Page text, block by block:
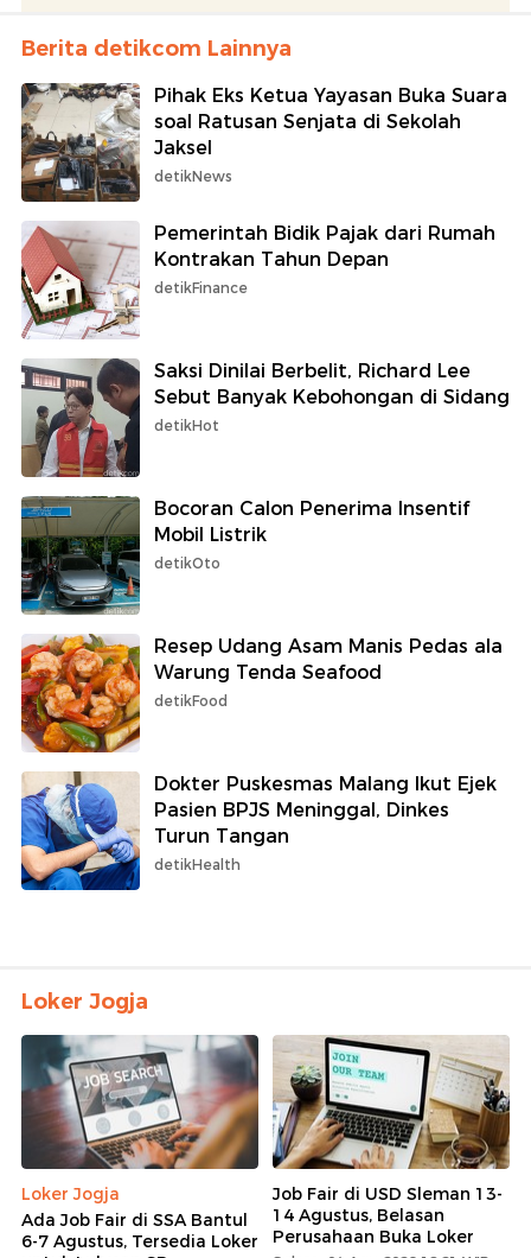
Berita detikcom Lainnya
Pihak Eks Ketua Yayasan Buka Suara
soal Ratusan Senjata di Sekolah
Jaksel
detikNews
Pemerintah Bidik Pajak dari Rumah
Kontrakan Tahun Depan
detikFinance
Saksi Dinilai Berbelit, Richard Lee
Sebut Banyak Kebohongan di Sidang
detikHot
Bocoran Calon Penerima Insentif
Mobil Listrik
detikOto
Resep Udang Asam Manis Pedas ala
Warung Tenda Seafood
detikFood
Dokter Puskesmas Malang Ikut Ejek
Pasien BPJS Meninggal, Dinkes
Turun Tangan
detikHealth
Loker Jogja
Loker Jogja
Ada Job Fair di SSA Bantul
6-7 Agustus, Tersedia Loker
Job Fair di USD Sleman 13-
14 Agustus, Belasan
Perusahaan Buka Loker